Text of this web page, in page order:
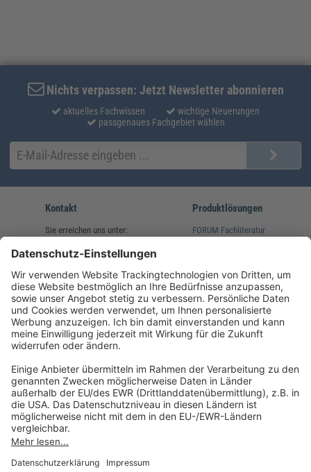
Nichts verpassen: Jetzt Newsletter abonnieren
aktuelles Fachwissen
wichtige Neuerungen
passgenaues Fachgebiet wählen
Kontakt
Sie erreichen uns unter:
(08233) 38 11 23
service@forum-verlag.com
Mo-Do 07:30 - 17:00 Uhr
Fr 07:30 - 15:00 Uhr
Produktlösungen
FORUM Fachliteratur
Folgen Sie uns
Impressum
Datenschutz